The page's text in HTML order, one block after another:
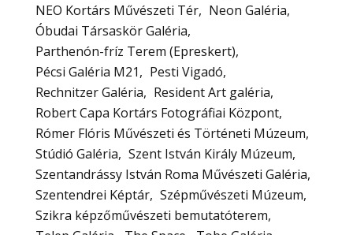
NEO Kortárs Művészeti Tér
Neon Galéria
Óbudai Társaskör Galéria
Parthenón-fríz Terem (Epreskert)
Pécsi Galéria M21
Pesti Vigadó
Rechnitzer Galéria
Resident Art galéria
Robert Capa Kortárs Fotográfiai Központ
Rómer Flóris Művészeti és Történeti Múzeum
Stúdió Galéria
Szent István Király Múzeum
Szentandrássy István Roma Művészeti Galéria
Szentendrei Képtár Szépművészeti Múzeum
Szikra képzőművészeti bemutatóterem